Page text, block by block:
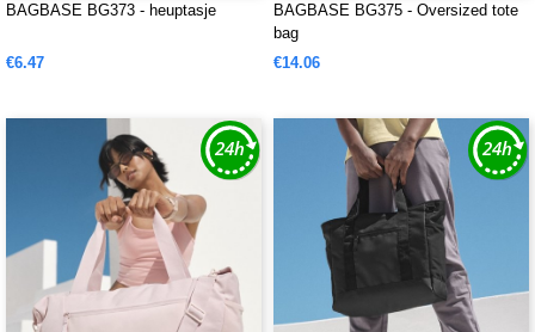
BAGBASE BG373 - heuptasje
€6.47
BAGBASE BG375 - Oversized tote
bag
€14.06